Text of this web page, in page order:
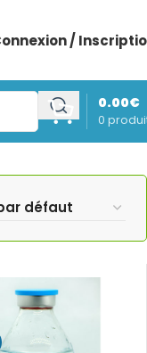
/
0
0.00€
11 résultat affiché